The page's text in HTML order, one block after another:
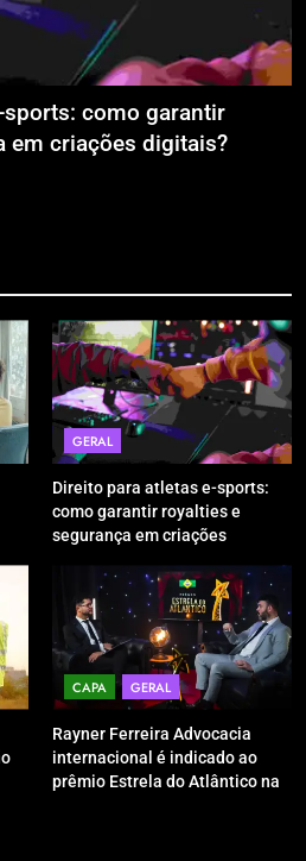
sports: como garantir
em criações digitais?
GERAL
Direito para atletas e-sports:
como garantir royalties e
segurança em criações
CAPA GERAL
Rayner Ferreira Advocacia
internacional é indicado ao
prêmio Estrela do Atlântico na